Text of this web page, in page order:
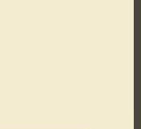
un referente
ofreciendo a...